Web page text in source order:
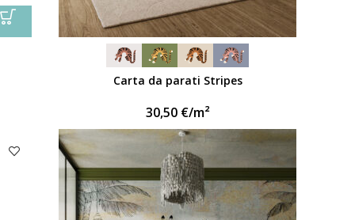
Carta da parati Stripes
30,50 €/m²